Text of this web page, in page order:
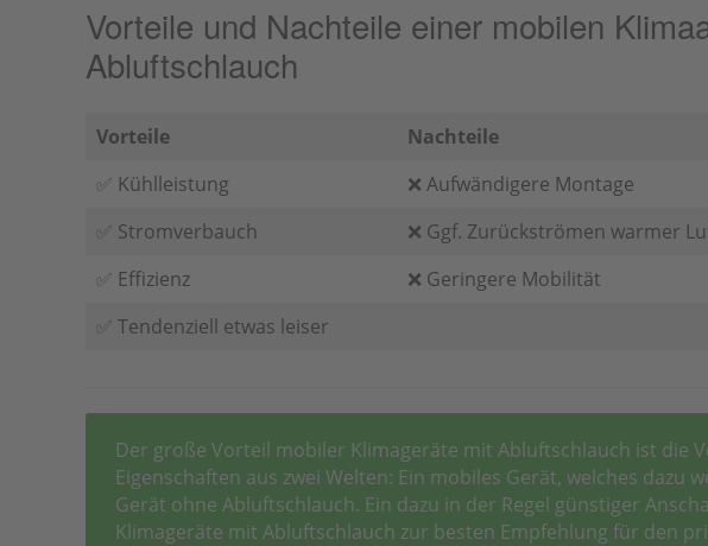
Vorteile und Nachteile einer mobilen
Abluftschlauch
Vorteile
Nachteile
✅ Kühlleistung
❌ Aufwändigere Montage
✅ Stromverbauch
❌ Ggf. Zurückströmen warmer
✅ Effizienz
❌ Geringere Mobilität
✅ Tendenziell etwas leiser
Der große Vorteil mobiler Klimageräte mit Abluftschlauch ist die
Eigenschaften aus zwei Welten: Ein mobiles Gerät, welches dazu
Gerät ohne Abluftschlauch. Ein dazu in der Regel günstiger
Klimageräte mit Abluftschlauch zur besten Empfehlung für den